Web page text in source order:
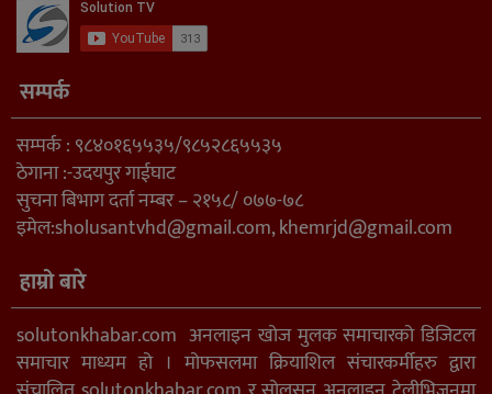
सम्पर्क
सम्पर्क : ९८४०१६५५३५/९८५२८६५५३५
ठेगाना :-उदयपुर गाईघाट
सुचना बिभाग दर्ता नम्बर – २१५८/ ०७७-७८
इमेल:sholusantvhd@gmail.com,khemrjd@gmail.com
हाम्रो बारे
solutonkhabar.com अनलाइन खोज मुलक समाचारको डिजिटल
समाचार माध्यम हो । मोफसलमा क्रियाशिल संचारकर्मीहरु द्वारा